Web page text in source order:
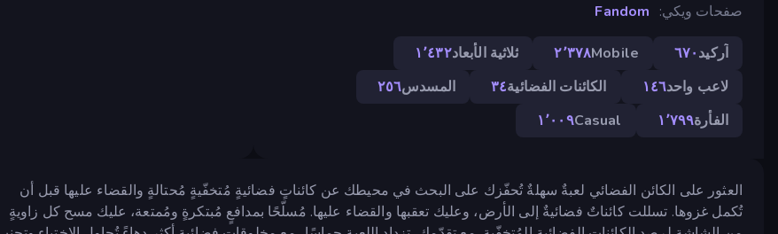
صفحات ويكي
Fandom
آركيد٦٧٠ Mobile٢٬٣٧٨ ثلاثية الأبعاد١٬٤٣٢
لاعب واحد١٤٦ الكائنات الفضائية٣٤ المسدس٢٥٦
الفأرة١٬٧٩٩ Casual١٬٠٠٩
العثور على الكائن الفضائي لعبةٌ سهلةٌ تُحفّزك على البحث في محيطك عن كائناتٍ فضائيةٍ مُتخفّيةٍ مُحتالةٍ والقضاء عليها قبل أن
تُكمل غزوها. تسللت كائناتٌ فضائيةٌ إلى الأرض، وعليك تعقبها والقضاء عليها. مُسلّحًا بمدافعٍ مُبتكرةٍ ومُمتعة، عليك مسح كل زاويةٍ